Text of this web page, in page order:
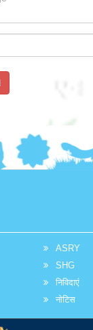
ASRY
SHG
निविदाएं
नोटिस